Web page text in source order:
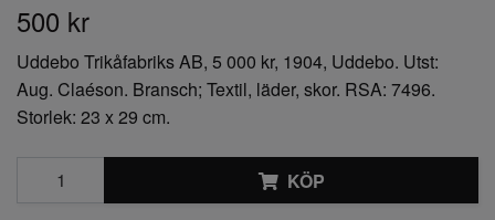
500 kr
Uddebo Trikåfabriks AB, 5 000 kr, 1904, Uddebo. Utst:
Aug. Claéson. Bransch; Textil, läder, skor. RSA: 7496.
Storlek: 23 x 29 cm.
KÖP